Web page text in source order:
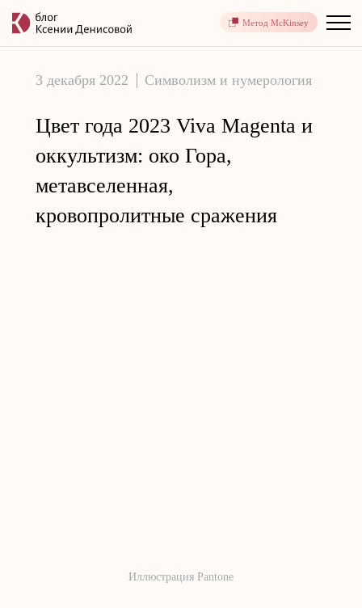
Метод McKinsey
3 декабря 2022 Символизм и нумерология
Цвет года 2023 Viva Magenta и
оккультизм: око Гора,
метавселенная,
кровопролитные сражения
Иллюстрация Pantone